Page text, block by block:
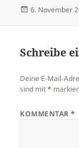
Veröffentlicht
6. November
Schreibe
Deine E-Mail-
sind mit*
KOMMENTAR*